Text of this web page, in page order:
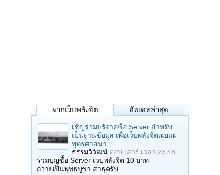
จากเว็บพลังจิต อัพเดทล่าสุด
เชิญร่วมบริจาคซื้อ Server สำหรับ
เป็นฐานข้อมูล เพื่อเว็บพลังจิตเผยแผ่
พุทธศาสนา
ธรรมวิวัฒน์ ตอบ เสาร์ เวลา 23:48
ร่วมบุญซื้อ Server เวปพลังจิต 10 บาท
ถวายเป็นพุทธบูชา สาธุครับ…